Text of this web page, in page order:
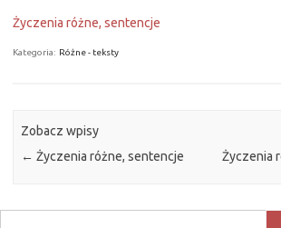
Życzenia różne, sentencje
Kategoria: Różne - teksty
Zobacz wpisy
← Życzenia różne, sentencje Życzenia